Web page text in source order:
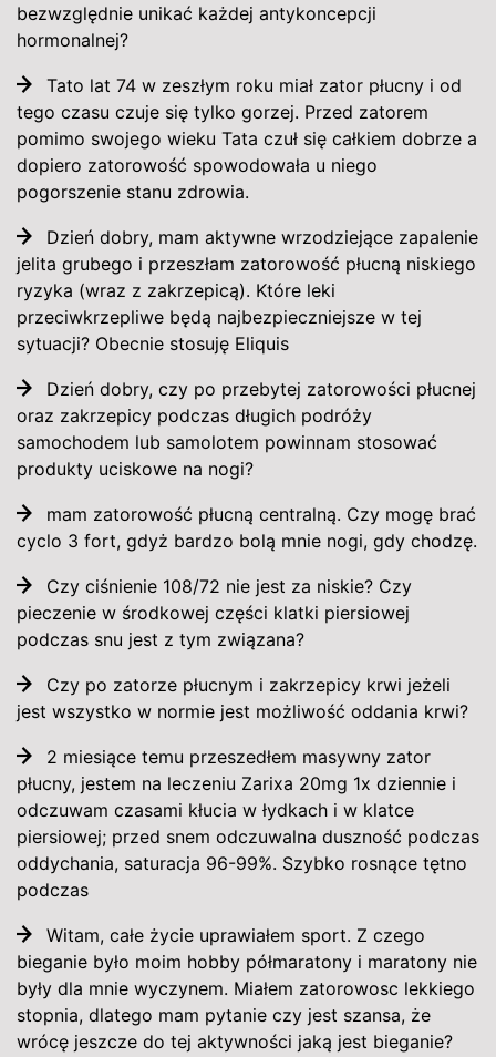
bezwzględnie unikać każdej antykoncepcji
hormonalnej?
Tato lat 74 w zeszłym roku miał zator płucny i od
tego czasu czuje się tylko gorzej. Przed zatorem
pomimo swojego wieku Tata czuł się całkiem dobrze a
dopiero zatorowość spowodowała u niego
pogorszenie stanu zdrowia.
Dzień dobry, mam aktywne wrzodziejące zapalenie
jelita grubego i przeszłam zatorowość płucną niskiego
ryzyka (wraz z zakrzepicą). Które leki
przeciwkrzepliwe będą najbezpieczniejsze w tej
sytuacji? Obecnie stosuję Eliquis
Dzień dobry, czy po przebytej zatorowości płucnej
oraz zakrzepicy podczas długich podróży
samochodem lub samolotem powinnam stosować
produkty uciskowe na nogi?
mam zatorowość płucną centralną. Czy mogę brać
cyclo 3 fort, gdyż bardzo bolą mnie nogi, gdy chodzę.
Czy ciśnienie 108/72 nie jest za niskie? Czy
pieczenie w środkowej części klatki piersiowej
podczas snu jest z tym związana?
Czy po zatorze płucnym i zakrzepicy krwi jeżeli
jest wszystko w normie jest możliwość oddania krwi?
2 miesiące temu przeszedłem masywny zator
płucny, jestem na leczeniu Zarixa 20mg 1x dziennie i
odczuwam czasami kłucia w łydkach i w klatce
piersiowej; przed snem odczuwalna duszność podczas
oddychania, saturacja 96-99%. Szybko rosnące tętno
podczas
Witam, całe życie uprawiałem sport. Z czego
bieganie było moim hobby półmaratony i maratony nie
były dla mnie wyczynem. Miałem zatorowosc lekkiego
stopnia, dlatego mam pytanie czy jest szansa, że
wrócę jeszcze do tej aktywności jaką jest bieganie?